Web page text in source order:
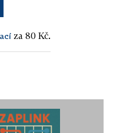
za 80 Kč.